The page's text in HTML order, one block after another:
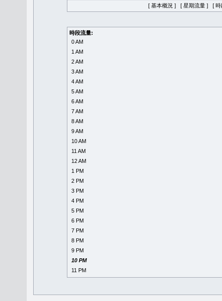
[ 基本概況 ] [ 星期流量 ] [ 時
時段流量:
0 AM
1 AM
2 AM
3 AM
4 AM
5 AM
6 AM
7 AM
8 AM
9 AM
10 AM
11 AM
12 AM
1 PM
2 PM
3 PM
4 PM
5 PM
6 PM
7 PM
8 PM
9 PM
10 PM
11 PM